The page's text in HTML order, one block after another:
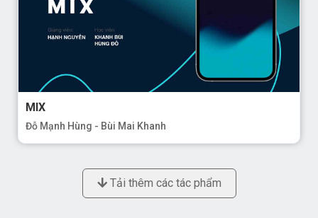
3 Reviews
Trần Hương Ly - 24HK52H
Sau khi hoàn thành khóa học Thiết kế UX/UI
Product Design do thầy Hạnh hướng dẫn, mình
ích về UX và cả tư duy thiết kế UI. Thầy rất nhiệt
tình, có chuyên môn cao, thầy đã chia sẻ cho
chúng mình những kiến thức và kinh nghiệm quý